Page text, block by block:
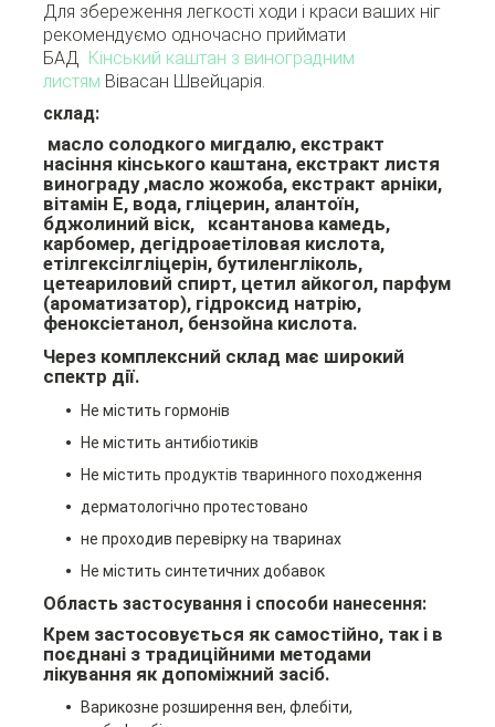
Для збереження легкості ходи і краси ваших ніг
рекомендуємо одночасно приймати
БАД Кінський каштан з виноградним
листям Вівасан Швейцарія.
склад:
масло солодкого мигдалю, екстракт
насіння кінського каштана, екстракт листя
винограду ,масло жожоба, екстракт арніки,
вітамін E, вода, гліцерин, алантоїн,
бджолиний віск, ксантанова камедь,
карбомер, дегідроаетіловая кислота,
етілгексілгліцерін, бутиленгліколь,
цетеариловий спирт, цетил айкогол, парфум
(ароматизатор), гідроксид натрію,
феноксіетанол, бензойна кислота.
Через комплексний склад має широкий
спектр дії.
Не містить гормонів
Не містить антибіотиків
Не містить продуктів тваринного походження
дерматологічно протестовано
не проходив перевірку на тваринах
Не містить синтетичних добавок
Область застосування і способи нанесення:
Крем застосовується як самостійно, так і в
поєднані з традиційними методами
лікування як допоміжний засіб.
Варикозне розширення вен, флебіти,